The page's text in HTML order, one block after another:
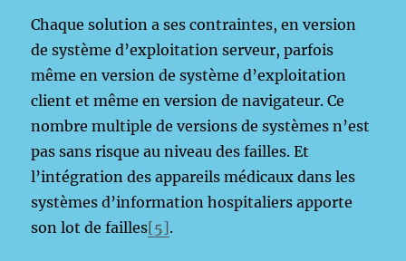
Chaque solution a ses contraintes, en version
de système d’exploitation serveur, parfois
même en version de système d’exploitation
client et même en version de navigateur. Ce
nombre multiple de versions de systèmes n’est
pas sans risque au niveau des failles. Et
l’intégration des appareils médicaux dans les
systèmes d’information hospitaliers apporte
son lot de failles[5].